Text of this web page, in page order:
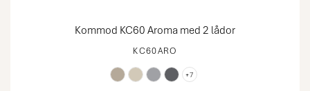
KC60ARO
Kommod KC60 Aroma med 2 lådor
+7